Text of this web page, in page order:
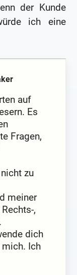
der Kunde
ich eine
auf
Es
Fragen,
zu
meiner
,
dich
Ich